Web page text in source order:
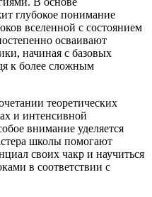
глубокое понимание
вселенной с состоянием
осваивают
начиная с базовых
к более сложным
теоретических
и интенсивной
внимание уделяется
школы помогают
своих чакр и научиться
в соответствии с